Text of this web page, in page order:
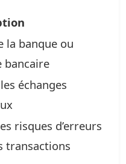
la banque ou
bancaire
échanges
risques d’erreurs
transactions